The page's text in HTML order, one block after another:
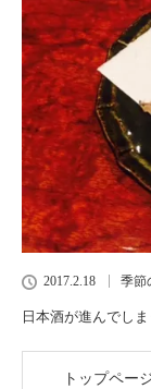
2017.2.18 季節
日本酒が進んでし
トップペー